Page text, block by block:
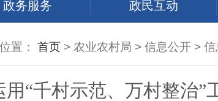
政务服务 政民互动
置： 首页 > 农业农村局 > 信息公开 >
“千村示范、万村整治”